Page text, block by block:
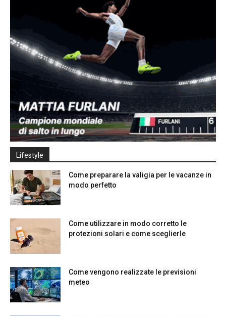
Lifestyle
Come preparare la valigia per le vacanze in
modo perfetto
Come utilizzare in modo corretto le
protezioni solari e come sceglierle
Come vengono realizzate le previsioni
meteo